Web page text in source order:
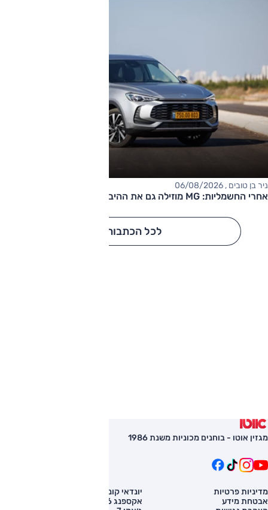
ניר בן טובים , 06/08/2026
אחרי החשמליות: MG מוזילה גם את ההיברידיות
לכל הכתבות
מגזין אוטו - בוחנים מכוניות משנת 1986
מדיניות פרטיות
אבטחת מידע
יונדאי קונה
אקספנג G6